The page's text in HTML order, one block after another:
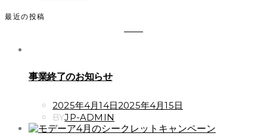
最近の投稿
事業終了のお知らせ
POSTED
ON
2025年4月14日2025年4月15日
BYJP-ADMIN